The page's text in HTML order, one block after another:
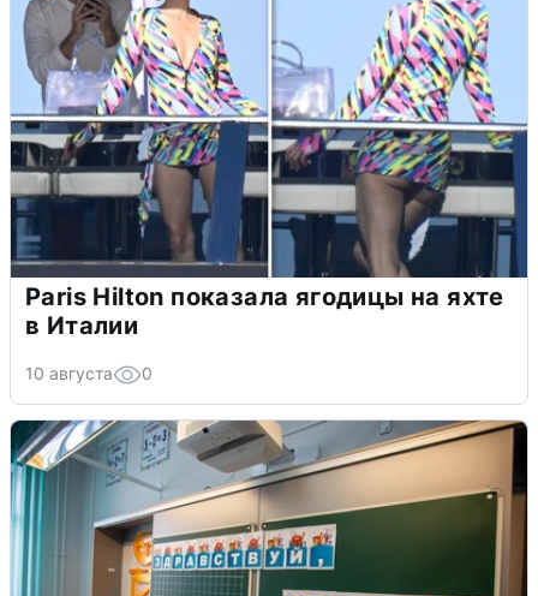
Paris Hilton показала ягодицы на яхте
в Италии
10 августа 0